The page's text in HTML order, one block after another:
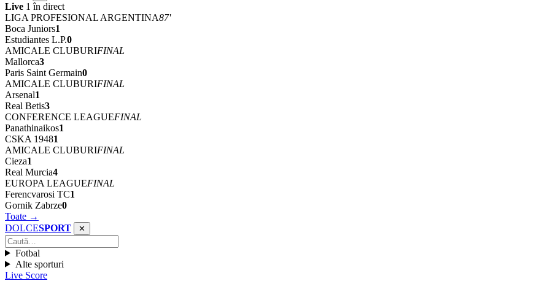
Live 1 în direct
LIGA PROFESIONAL ARGENTINA87'
Boca Juniors1
Estudiantes L.P.0
AMICALE CLUBURIFINAL
Mallorca3
Paris Saint Germain0
AMICALE CLUBURIFINAL
Arsenal1
Real Betis3
CONFERENCE LEAGUEFINAL
Panathinaikos1
CSKA 19481
AMICALE CLUBURIFINAL
Cieza1
Real Murcia4
EUROPA LEAGUEFINAL
Ferencvarosi TC1
Gornik Zabrze0
Toate →
DOLCESPORT ✕
Fotbal
Alte sporturi
Live Score